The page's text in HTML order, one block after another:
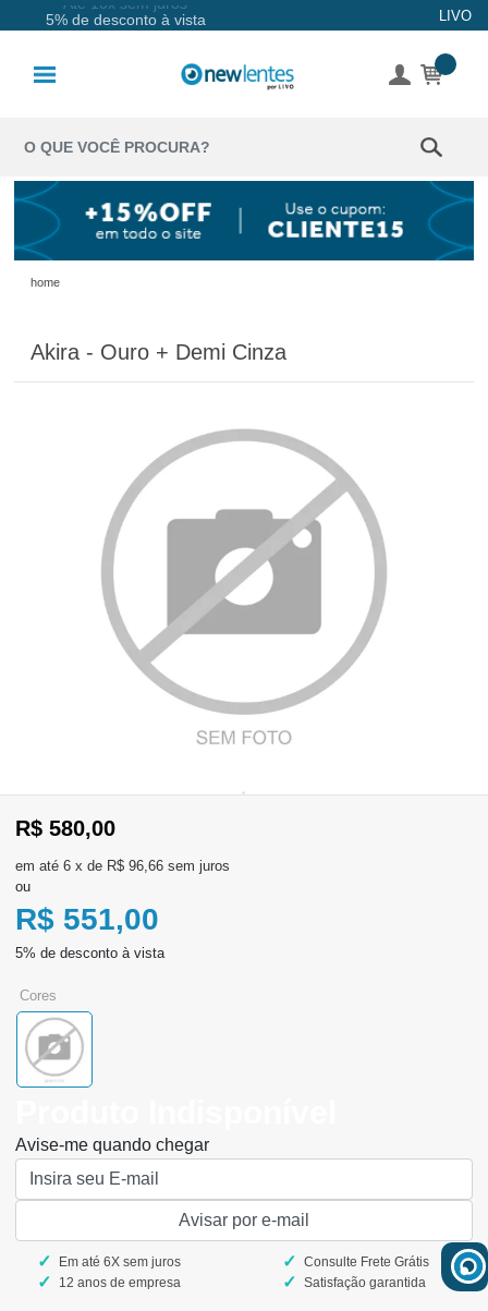
5% de desconto à vista
Até 10x sem juros LIVO
Coloridas
Solução
Óculos de
Óculos de
Grau
WhatsApp
Consultar
Recompra
,
se
aqui
Registre-
se
home
Akira - Ouro + Demi Cinza
R$ 580,00
6 x de R$ 96,66 sem juros
ou
R$ 551,00
cores
Avise-me quando chegar
Em até 6X sem juros
12 anos de empresa
Consulte Frete Grátis
Satisfação garantida